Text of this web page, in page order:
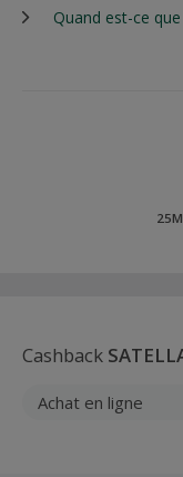
Quand est-ce
Cashback
Achat en ligne